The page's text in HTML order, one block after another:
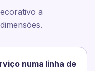
a
numa linha de